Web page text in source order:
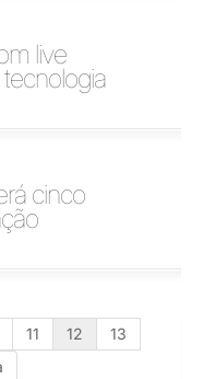
live
cinco
11 12
13